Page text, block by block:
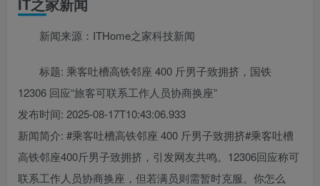
新闻来源：ITHome之家科技新闻
标题: 乘客吐槽高铁邻座 400 斤男子致拥挤，国铁
12306 回应“旅客可联系工作人员协商换座”
发布时间: 2025-08-17T10:43:06.933
新闻简介: #乘客吐槽高铁邻座 400 斤男子致拥挤#乘客吐槽
高铁邻座400斤男子致拥挤，引发网友共鸣。12306回应称可
联系工作人员协商换座，但若满员则需暂时克服。你怎么